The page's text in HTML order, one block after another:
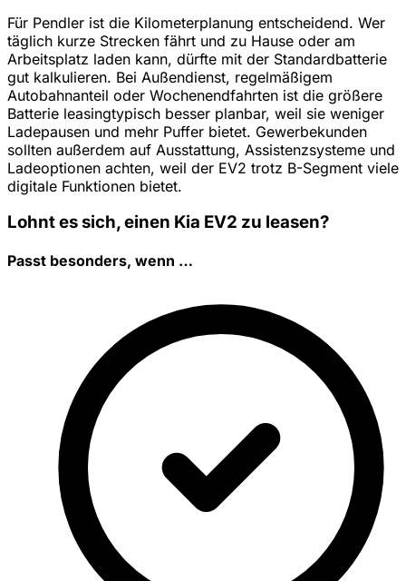
Für Pendler ist die Kilometerplanung entscheidend. Wer
täglich kurze Strecken fährt und zu Hause oder am
Arbeitsplatz laden kann, dürfte mit der Standardbatterie
gut kalkulieren. Bei Außendienst, regelmäßigem
Autobahnanteil oder Wochenendfahrten ist die größere
Batterie leasingtypisch besser planbar, weil sie weniger
Ladepausen und mehr Puffer bietet. Gewerbekunden
sollten außerdem auf Ausstattung, Assistenzsysteme und
Ladeoptionen achten, weil der EV2 trotz B-Segment viele
digitale Funktionen bietet.
Lohnt es sich, einen Kia EV2 zu leasen?
Passt besonders, wenn …